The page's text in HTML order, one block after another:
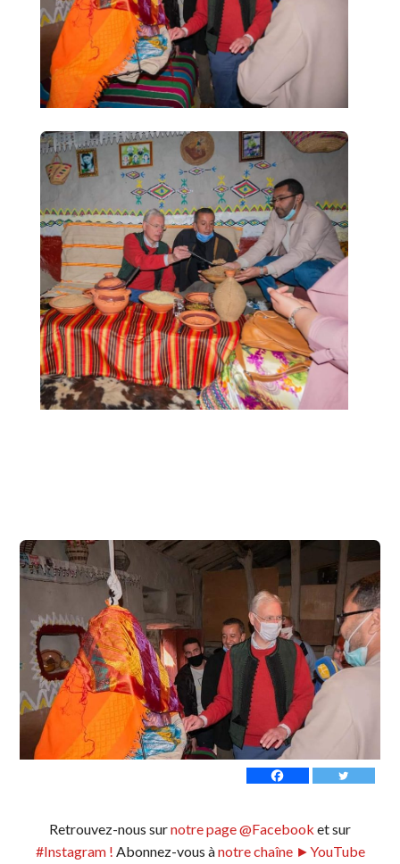
Retrouvez-nous surnotre page @Facebook et sur
#Instagram ! Abonnez-vous ànotre chaîne ►YouTube